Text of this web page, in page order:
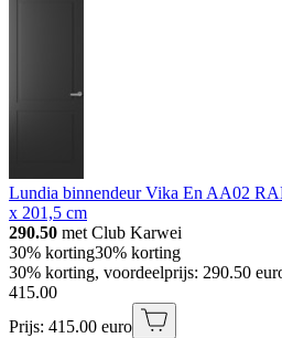
Lundia binnendeur Vika En AA02
x 201,5 cm
290.50 met Club Karwei
30% korting30% korting
30% korting, voordeelprijs: 290.50
415.00
Prijs: 415.00 euro